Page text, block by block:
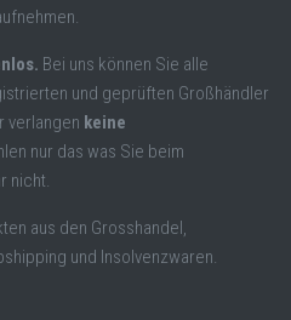
Bei uns können Sie alle
und geprüften Großhändler
verlangen keine
nur das was Sie beim
nicht.
aus den Grosshandel,
und Insolvenzwaren.